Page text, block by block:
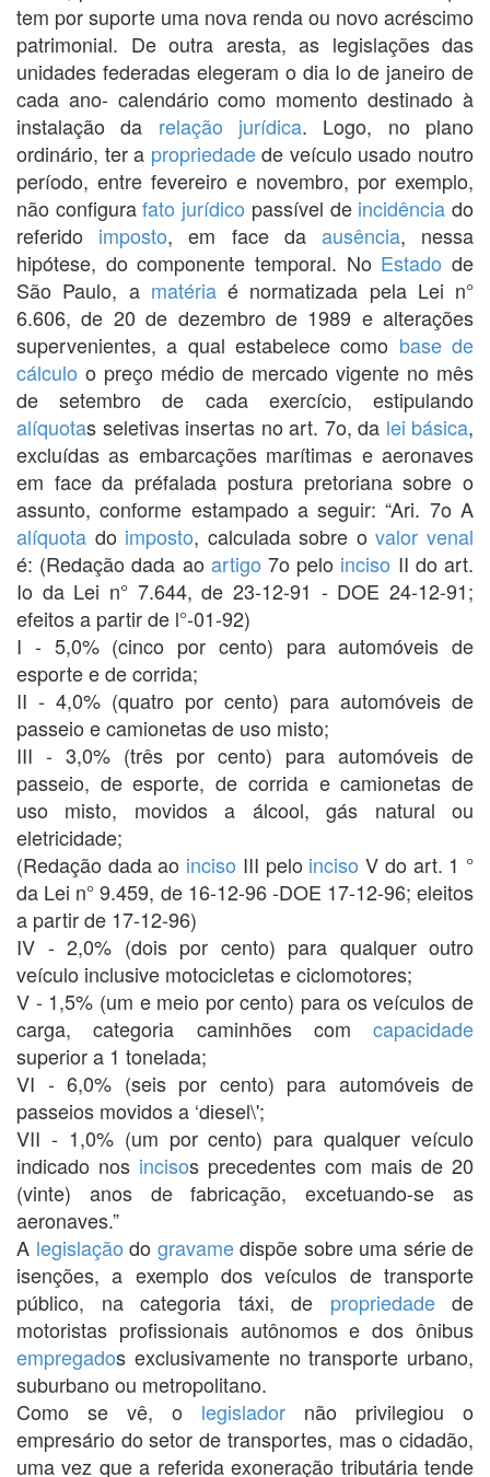
tem por suporte uma nova renda ou novo acréscimo
patrimonial. De outra aresta, as legislações das
unidades federadas elegeram o dia Io de janeiro de
cada ano- calendário como momento destinado à
instalação da relação jurídica. Logo, no plano
ordinário, ter a propriedadede veículo usado noutro
período, entre fevereiro e novembro, por exemplo,
não configurafato jurídico passível de incidência do
referido imposto, em face da ausência, nessa
hipótese, do componente temporal. No Estado de
São Paulo, a matériaé normatizada pela Lei n°
6.606, de 20 de dezembro de 1989 e alterações
supervenientes, a qual estabelece como base de
cálculo o preço médio de mercado vigente no mês
de setembro de cada exercício, estipulando
alíquotas seletivas insertas no art. 7o, da lei básica,
excluídas as embarcações marítimas e aeronaves
em face da préfalada postura pretoriana sobre o
assunto, conforme estampado a seguir: “Ari. 7o A
alíquota do imposto, calculada sobre ovalor venal
é: (Redação dada ao artigo 7o pelo inciso II do art.
Io da Lei n° 7.644, de 23-12-91 - DOE 24-12-91;
efeitos a partir de l°-01-92)
I - 5,0% (cinco por cento) para automóveis de
esporte e de corrida;
II - 4,0% (quatro por cento) para automóveis de
passeio e camionetas de uso misto;
III - 3,0% (três por cento) para automóveis de
passeio, de esporte, de corrida e camionetas de
uso misto, movidos a álcool, gás natural ou
eletricidade;
(Redação dada ao inciso III pelo inciso V do art. 1 °
da Lei n° 9.459, de 16-12-96 -DOE 17-12-96; eleitos
a partir de 17-12-96)
IV - 2,0% (dois por cento) para qualquer outro
veículo inclusive motocicletas e ciclomotores;
V - 1,5% (um e meio por cento) para os veículos de
carga, categoria caminhões com capacidade
superior a 1 tonelada;
VI - 6,0% (seis por cento) para automóveis de
passeios movidos a ‘diesel\';
VII - 1,0% (um por cento) para qualquer veículo
indicado nos incisos precedentes com mais de 20
(vinte) anos de fabricação, excetuando-se as
aeronaves.”
A legislação do gravamedispõe sobre uma série de
isenções, a exemplo dos veículos de transporte
público, na categoria táxi, de propriedadede
motoristas profissionais autônomos e dos ônibus
empregados exclusivamente no transporte urbano,
suburbano ou metropolitano.
Como se vê, o legislador não privilegiou o
empresário do setor de transportes, mas o cidadão,
uma vez que a referida exoneração tributária tende